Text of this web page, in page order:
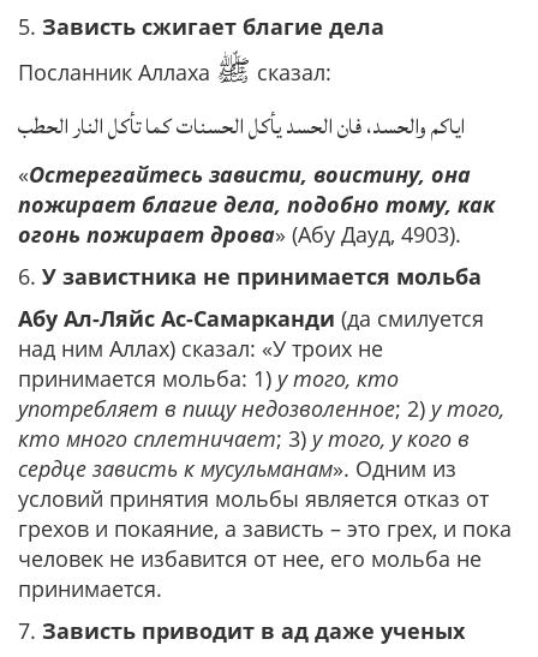
5. Зависть сжигает благие дела
Посланник Аллаха ﷺ сказал:
اياكم والحسد، فان الحسد يأكل الحسنات كما تأكل النار الحطب
«Остерегайтесь зависти, воистину, она
пожирает благие дела, подобно тому, как
огонь пожирает дрова» (Абу Дауд, 4903).
6. У завистника не принимается мольба
Абу Ал-Ляйс Ас-Самарканди (да смилуется
над ним Аллах) сказал: «У троих не
принимается мольба: 1) у того, кто
употребляет в пищу недозволенное; 2) у того,
кто много сплетничает; 3) у того, у кого в
сердце зависть к мусульманам». Одним из
условий принятия мольбы является отказ от
грехов и покаяние, а зависть – это грех, и пока
человек не избавится от нее, его мольба не
принимается.
7. Зависть приводит в ад даже ученых